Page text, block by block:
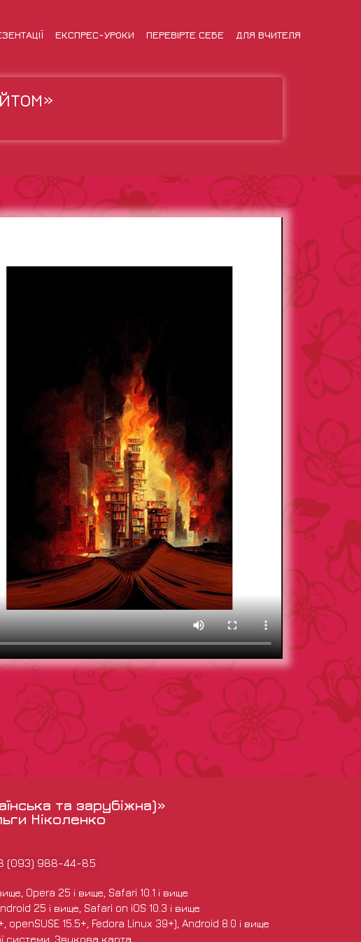
ЕКСПРЕС-УРОКИ ПЕРЕВІРТЕ СЕБЕ ДЛЯ ВЧИТЕЛЯ
та зарубіжна)»
Ніколенко
(093) 988-44-85
Opera 25 і вище, Safari 10.1 і вище
25 і вище, Safari on iOS 10.3 і вище
15.5+, Fedora Linux 39+), Android 8.0 і вище
системи, Звукова карта